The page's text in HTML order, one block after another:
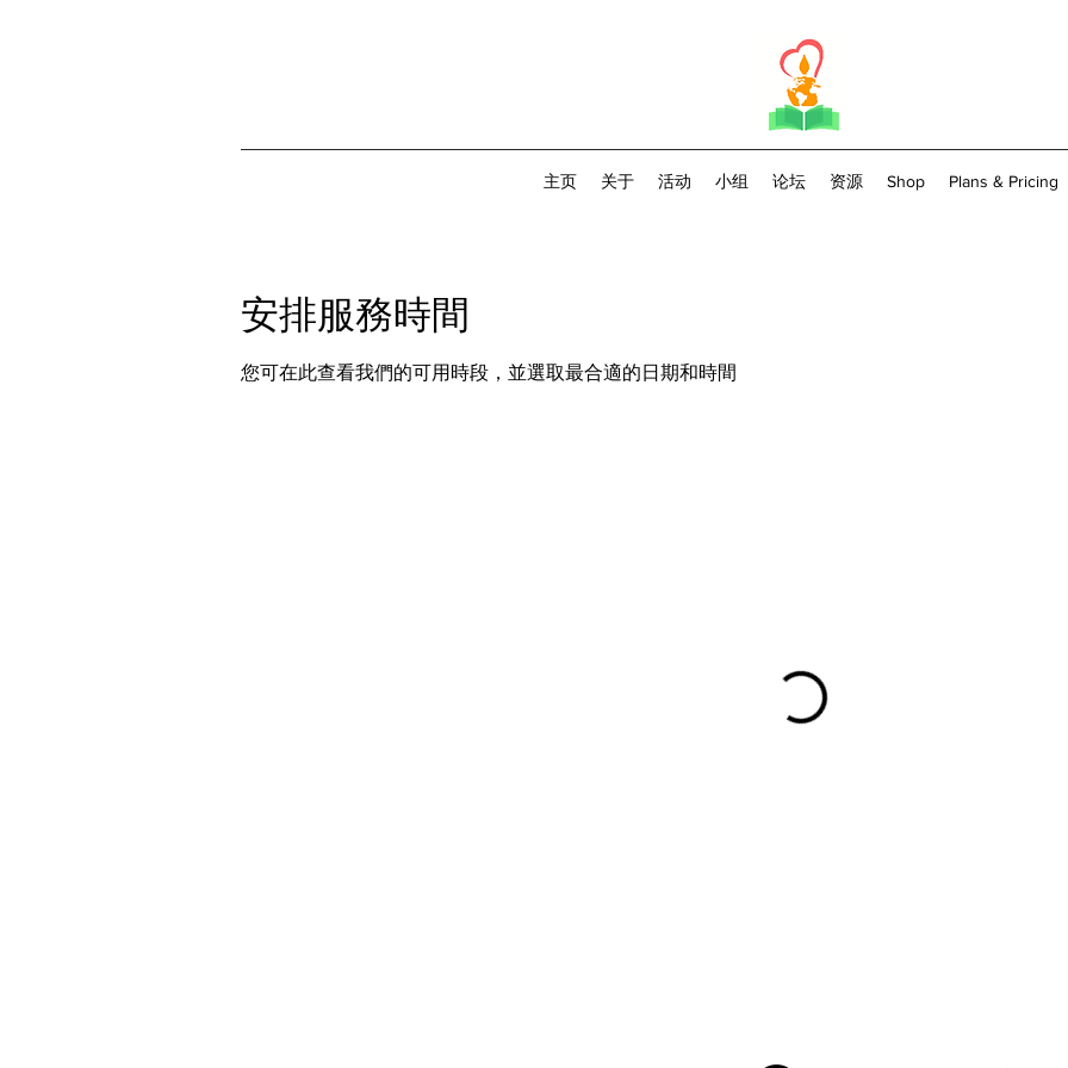
主页 关于 活动 小组 论坛 资源 Shop Plans & Pricing
安排服務時間
您可在此查看我們的可用時段，並選取最合適的日期和時間